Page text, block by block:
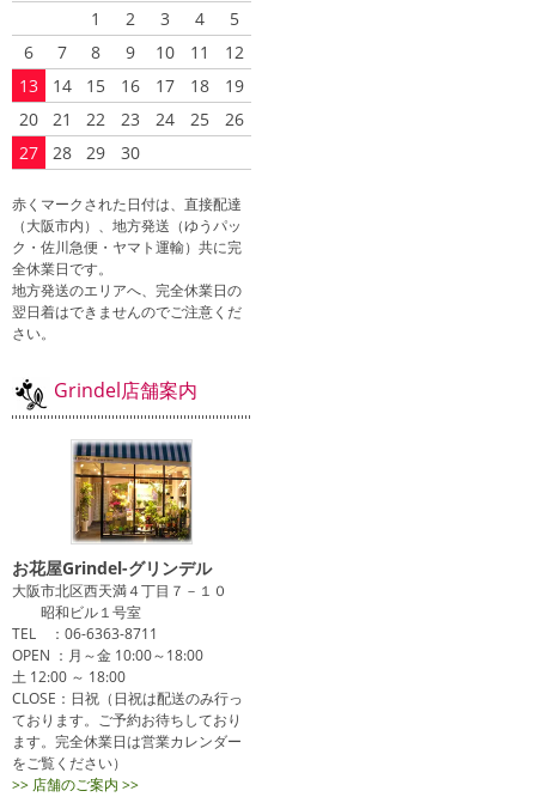
1 2 3 4
5
6
7 8 9 10 11
12
13
14 15 16 17 18
19
20
21 22 23 24 25
26
27
28 29 30
赤くマークされた日付は、直接配達
（大阪市内）、地方発送（ゆうパッ
ク・佐川急便・ヤマト運輸）共に完
全休業日です。
地方発送のエリアへ、完全休業日の
翌日着はできませんのでご注意くだ
さい。
Grindel店舗案内
お花屋Grindel-グリンデル
大阪市北区西天満４丁目７－１０
昭和ビル１号室
TEL ：06-6363-8711
OPEN ：月～金 10:00～18:00
土 12:00 ～ 18:00
CLOSE：日祝（日祝は配送のみ行っ
ております。ご予約お待ちしており
ます。完全休業日は営業カレンダー
をご覧ください）
>> 店舗のご案内 >>